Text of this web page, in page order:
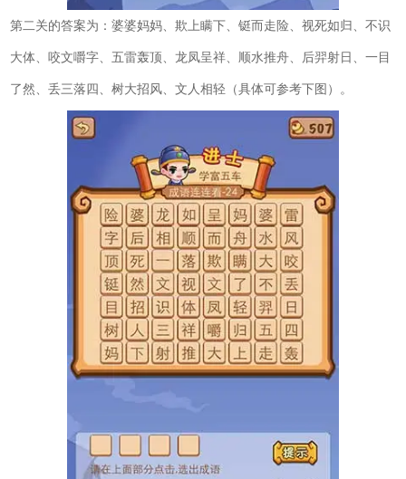
第二关的答案为：婆婆妈妈、欺上瞒下、铤而走险、视死如归、不识
大体、咬文嚼字、五雷轰顶、龙凤呈祥、顺水推舟、后羿射日、一目
了然、丢三落四、树大招风、文人相轻（具体可参考下图）。